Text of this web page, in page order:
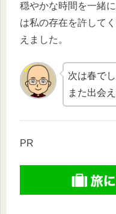
穏やかな時間を一緒
は私の存在を許して
えました。
次は春で
また出会
PR